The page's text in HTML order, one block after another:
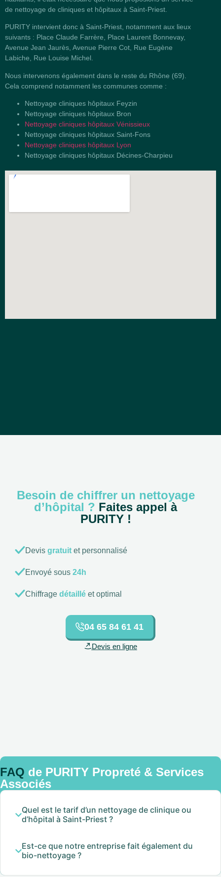
de nettoyage de cliniques et hôpitaux à Saint-Priest.
PURITY intervient donc à Saint-Priest, notamment aux lieux
suivants : Place Claude Farrère, Place Laurent Bonnevay,
Avenue Jean Jaurès, Avenue Pierre Cot, Rue Eugène
Labiche, Rue Louise Michel.
Nous intervenons également dans le reste du Rhône (69).
Cela comprend notamment les communes comme :
Nettoyage cliniques hôpitaux Feyzin
Nettoyage cliniques hôpitaux Bron
Nettoyage cliniques hôpitaux Vénissieux
Nettoyage cliniques hôpitaux Saint-Fons
Nettoyage cliniques hôpitaux Lyon
Nettoyage cliniques hôpitaux Décines-Charpieu
Besoin de chiffrer un nettoyage
d’hôpital ? Faites appel à
PURITY !
Devis gratuit et personnalisé
Envoyé sous 24h
Chiffrage détaillé et optimal
04 65 84 61 41
Devis en ligne
FAQ de PURITY Propreté & Services
Associés
Quel est le tarif d’un nettoyage de clinique ou
d’hôpital à Saint-Priest ?
Est-ce que notre entreprise fait également du
bio-nettoyage ?